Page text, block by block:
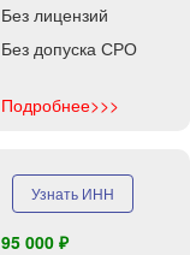
Без лицензий
Без допуска СРО
Подробнее>>>
Узнать ИНН
95 000 ₽